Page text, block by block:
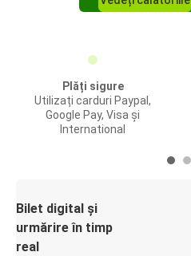
Plăți sigure
Utilizați carduri Paypal,
Google Pay, Visa și
International
Bilet digital și
urmărire în timp
real